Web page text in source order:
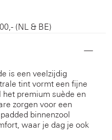
(NL & BE)
is een veelzijdig
tint vormt een fijne
premium suède en
zorgen voor een
binnenzool
waar je dag je ook